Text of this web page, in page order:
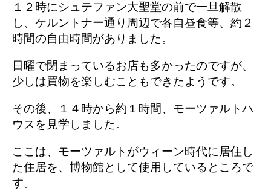
１２時にシュテファン大聖堂の前で一旦解散
し、ケルントナー通り周辺で各自昼食等、約２
時間の自由時間がありました。
日曜で閉まっているお店も多かったのですが、
少しは買物を楽しむこともできたようです。
その後、１４時から約１時間、モーツァルトハ
ウスを見学しました。
ここは、モーツァルトがウィーン時代に居住し
た住居を、博物館として使用しているところで
す。